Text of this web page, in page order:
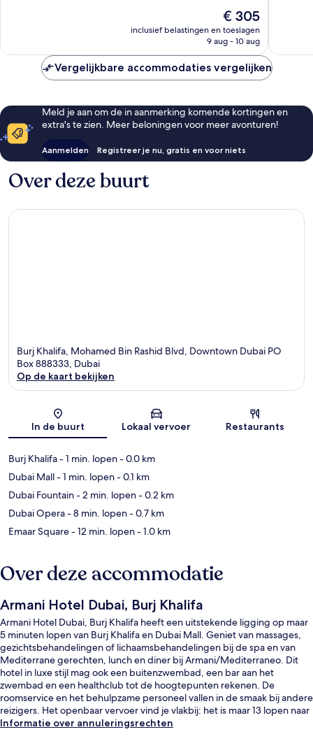
De
prijs
is
€ 305
inclusief belastingen en toeslagen
9 aug - 10 aug
Vergelijkbare accommodaties vergelijken
Meld je aan om de in aanmerking komende kortingen en
extra's te zien. Meer beloningen voor meer avonturen!
Aanmelden Registreer je nu, gratis en voor niets
Over deze buurt
Burj Khalifa, Mohamed Bin Rashid Blvd, Downtown Dubai PO
Box 888333, Dubai
Op de kaart bekijken
In de buurt Lokaal vervoer Restaurants
Burj Khalifa- 1 min. lopen- 0.0 km
Dubai Mall- 1 min. lopen- 0.1 km
Dubai Fountain- 2 min. lopen- 0.2 km
Dubai Opera- 8 min. lopen- 0.7 km
Emaar Square- 12 min. lopen- 1.0 km
Over deze accommodatie
Armani Hotel Dubai, Burj Khalifa
Armani Hotel Dubai, Burj Khalifa heeft een uitstekende ligging op maar
5 minuten lopen van Burj Khalifa en Dubai Mall. Geniet van massages,
gezichtsbehandelingen of lichaamsbehandelingen bij de spa en van
Mediterrane gerechten, lunch en diner bij Armani/Mediterraneo. Dit
hotel in luxe stijl mag ook een buitenzwembad, een bar aan het
zwembad en een healthclub tot de hoogtepunten rekenen. De
roomservice en het behulpzame personeel vallen in de smaak bij andere
reizigers. Het openbaar vervoer vind je vlakbij: het is maar 13 lopen naar
Tramstation Dubai Trolley Station 1.
Informatie over annuleringsrechten